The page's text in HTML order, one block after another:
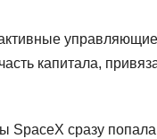
активные
капитала,
SpaceX сразу